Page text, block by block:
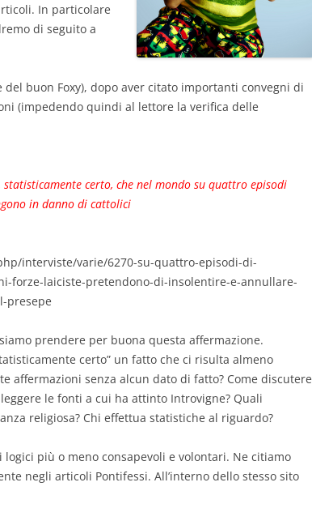
In particolare
di seguito a
buon Foxy), dopo aver citato importanti convegni di
(impedendo quindi al lettore la verifica delle
certo, che nel mondo su quattro episodi
in danno di cattolici
interviste/varie/6270-su-quattro-episodi-di-
forze-laiciste-pretendono-di-insolentire-e-annullare-
presepe
prendere per buona questa affermazione.
certo” un fatto che ci risulta almeno
affermazioni senza alcun dato di fatto? Come discutere
le fonti a cui ha attinto Introvigne? Quali
religiosa? Chi effettua statistiche al riguardo?
più o meno consapevoli e volontari. Ne citiamo
negli articoli Pontifessi. All’interno dello stesso sito